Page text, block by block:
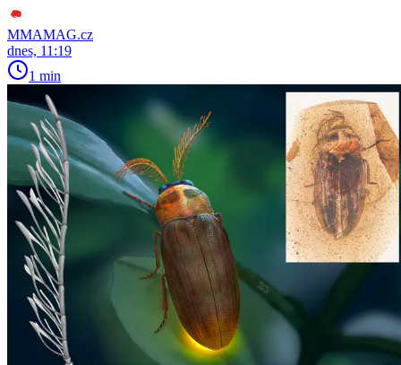
MMAMAG.cz
dnes, 11:19
1 min